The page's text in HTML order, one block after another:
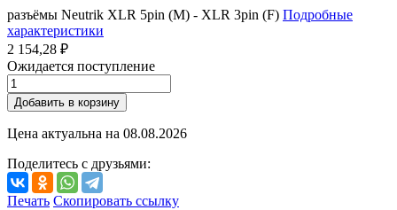
разъёмы Neutrik XLR 5pin (M) - XLR 3pin (F) Подробные
характеристики
2 154,28 ₽
Ожидается поступление
Добавить в корзину
Цена актуальна на 08.08.2026
Поделитесь с друзьями:
Печать Скопировать ссылку